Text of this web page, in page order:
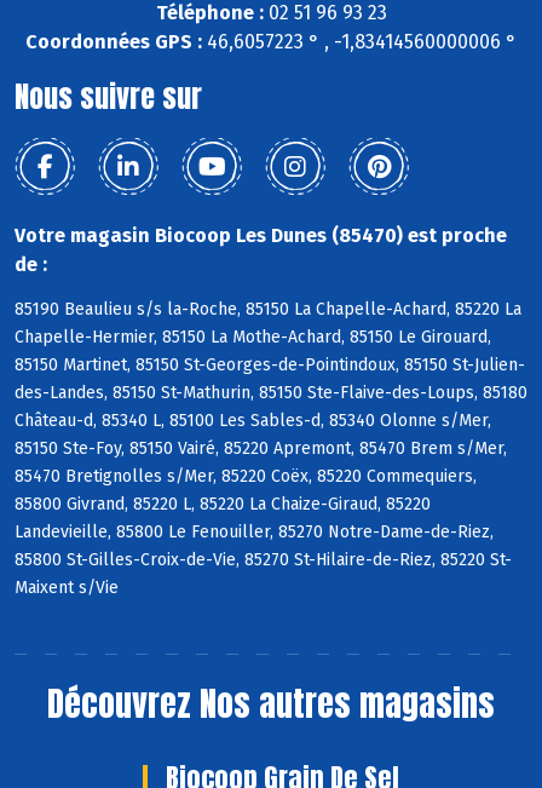
Téléphone :02 51 96 93 23
Coordonnées GPS : 46,6057223 ° , -1,83414560000006 °
Nous suivre sur
Votre magasin Biocoop Les Dunes (85470) est proche
de :
85190 Beaulieu s/s la-Roche, 85150 La Chapelle-Achard, 85220 La
Chapelle-Hermier, 85150 La Mothe-Achard, 85150 Le Girouard,
85150 Martinet, 85150 St-Georges-de-Pointindoux, 85150 St-Julien-
des-Landes, 85150 St-Mathurin, 85150 Ste-Flaive-des-Loups, 85180
Château-d, 85340 L, 85100 Les Sables-d, 85340 Olonne s/Mer,
85150 Ste-Foy, 85150 Vairé, 85220 Apremont, 85470 Brem s/Mer,
85470 Bretignolles s/Mer, 85220 Coëx, 85220 Commequiers,
85800 Givrand, 85220 L, 85220 La Chaize-Giraud, 85220
Landevieille, 85800 Le Fenouiller, 85270 Notre-Dame-de-Riez,
85800 St-Gilles-Croix-de-Vie, 85270 St-Hilaire-de-Riez, 85220 St-
Maixent s/Vie
Découvrez Nos autres magasins
Biocoop Grain De Sel